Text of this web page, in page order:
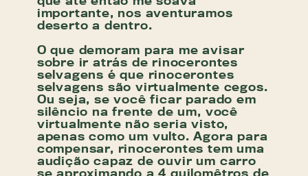
importante, nos aventuramos
deserto a dentro.
O que demoram para me avisar
sobre ir atrás de rinocerontes
selvagens é que rinocerontes
selvagens são virtualmente cegos.
Ou seja, se você ficar parado em
silêncio na frente de um, você
virtualmente não seria visto,
apenas como um vulto. Agora para
compensar, rinocerontes tem uma
audição capaz de ouvir um carro
se aproximando a 4 quilomêtros de